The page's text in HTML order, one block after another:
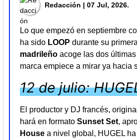
Redacción | 07 Jul, 2026.
Lo que empezó en septiembre
ha sido LOOP durante su
madrileño acoge las dos
marca empiece a mirar ya hacia
12 de julio:
El productor y DJ francés,
hará en formato Sunset Set,
House a nivel global, HUGEL